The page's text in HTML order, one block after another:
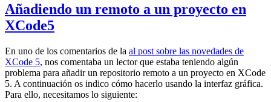
Añadiendo un remoto a un proyecto en
XCode5
En uno de los comentarios de la al post sobre las novedades de
XCode 5, nos comentaba un lector que estaba teniendo algún
problema para añadir un repositorio remoto a un proyecto en XCode
5. A continuación os indico cómo hacerlo usando la interfaz gráfica.
Para ello, necesitamos lo siguiente: